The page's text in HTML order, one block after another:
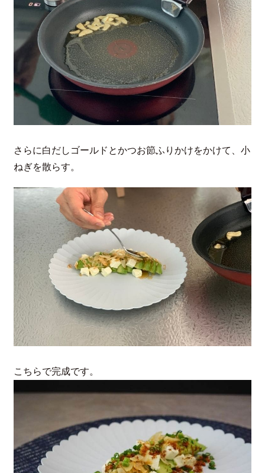
さらに白だしゴールドとかつお節ふりかけをかけて、小
ねぎを散らす。
こちらで完成です。